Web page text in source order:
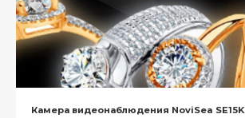
Камера видеонаблюдения NoviSea SE15K